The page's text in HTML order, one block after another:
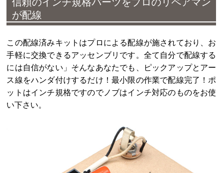
が配線
この配線済みキットはプロによる配線が施されており、お
手軽に交換できるアッセンブリです。全て自分で配線する
には自信がない」そんなあなたでも、ピックアップとアー
ス線をハンダ付けするだけ！最小限の作業で配線完了！ポ
ットはインチ規格ですのでノブはインチ対応のものをお使
い下さい。